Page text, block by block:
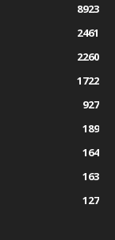
8923
2461
2260
1722
927
189
164
163
127